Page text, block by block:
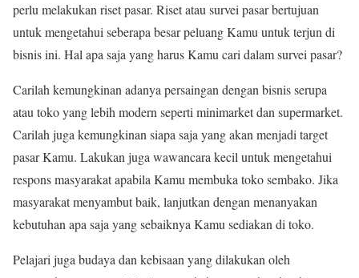
perlu melakukan riset pasar. Riset atau survei pasar bertujuan
untuk mengetahui seberapa besar peluang Kamu untuk terjun di
bisnis ini. Hal apa saja yang harus Kamu cari dalam survei pasar?
Carilah kemungkinan adanya persaingan dengan bisnis serupa
atau toko yang lebih modern seperti minimarket dan supermarket.
Carilah juga kemungkinan siapa saja yang akan menjadi target
pasar Kamu. Lakukan juga wawancara kecil untuk mengetahui
respons masyarakat apabila Kamu membuka toko sembako. Jika
masyarakat menyambut baik, lanjutkan dengan menanyakan
kebutuhan apa saja yang sebaiknya Kamu sediakan di toko.
Pelajari juga budaya dan kebisaan yang dilakukan oleh